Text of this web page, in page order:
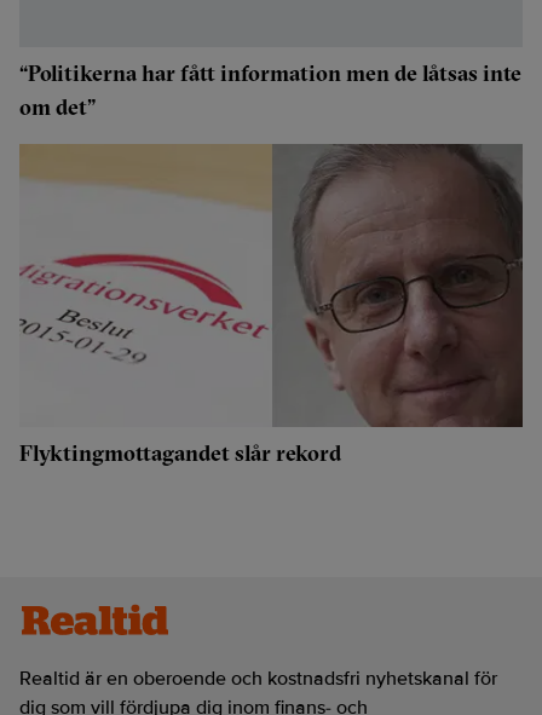
“Politikerna har fått information men de låtsas inte
om det”
Flyktingmottagandet slår rekord
Realtid är en oberoende och kostnadsfri nyhetskanal för
dig som vill fördjupa dig inom finans- och